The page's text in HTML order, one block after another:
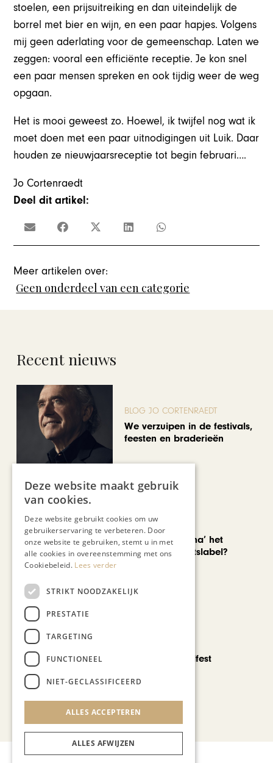
stoelen, een prijsuitreiking en dan uiteindelijk de
borrel met bier en wijn, en een paar hapjes. Volgens
mij geen aderlating voor de gemeenschap. Laten we
zeggen: vooral een efficiënte receptie. Je kon snel
een paar mensen spreken en ook tijdig weer de weg
opgaan.
Het is mooi geweest zo. Hoewel, ik twijfel nog wat ik
moet doen met een paar uitnodigingen uit Luik. Daar
houden ze nieuwjaarsreceptie tot begin februari….
Jo Cortenraedt
Deel dit artikel:
Meer artikelen over:
Geen onderdeel van een categorie
Recent nieuws
BLOG JO CORTENRAEDT
We verzuipen in de festivals,
feesten en braderieën
AUTOMOTIVE
Is ‘Made in China’ het
nieuwe kwaliteitslabel?
Noorbeek Foodfest
Bekijk alle artikelen
Deze website maakt gebruik
van cookies.
Deze website gebruikt cookies om uw
gebruikerservaring te verbeteren. Door
onze website te gebruiken, stemt u in met
alle cookies in overeenstemming met ons
Cookiebeleid. Lees verder
STRIKT NOODZAKELIJK
PRESTATIE
TARGETING
FUNCTIONEEL
NIET-GECLASSIFICEERD
ALLES ACCEPTEREN
ALLES AFWIJZEN